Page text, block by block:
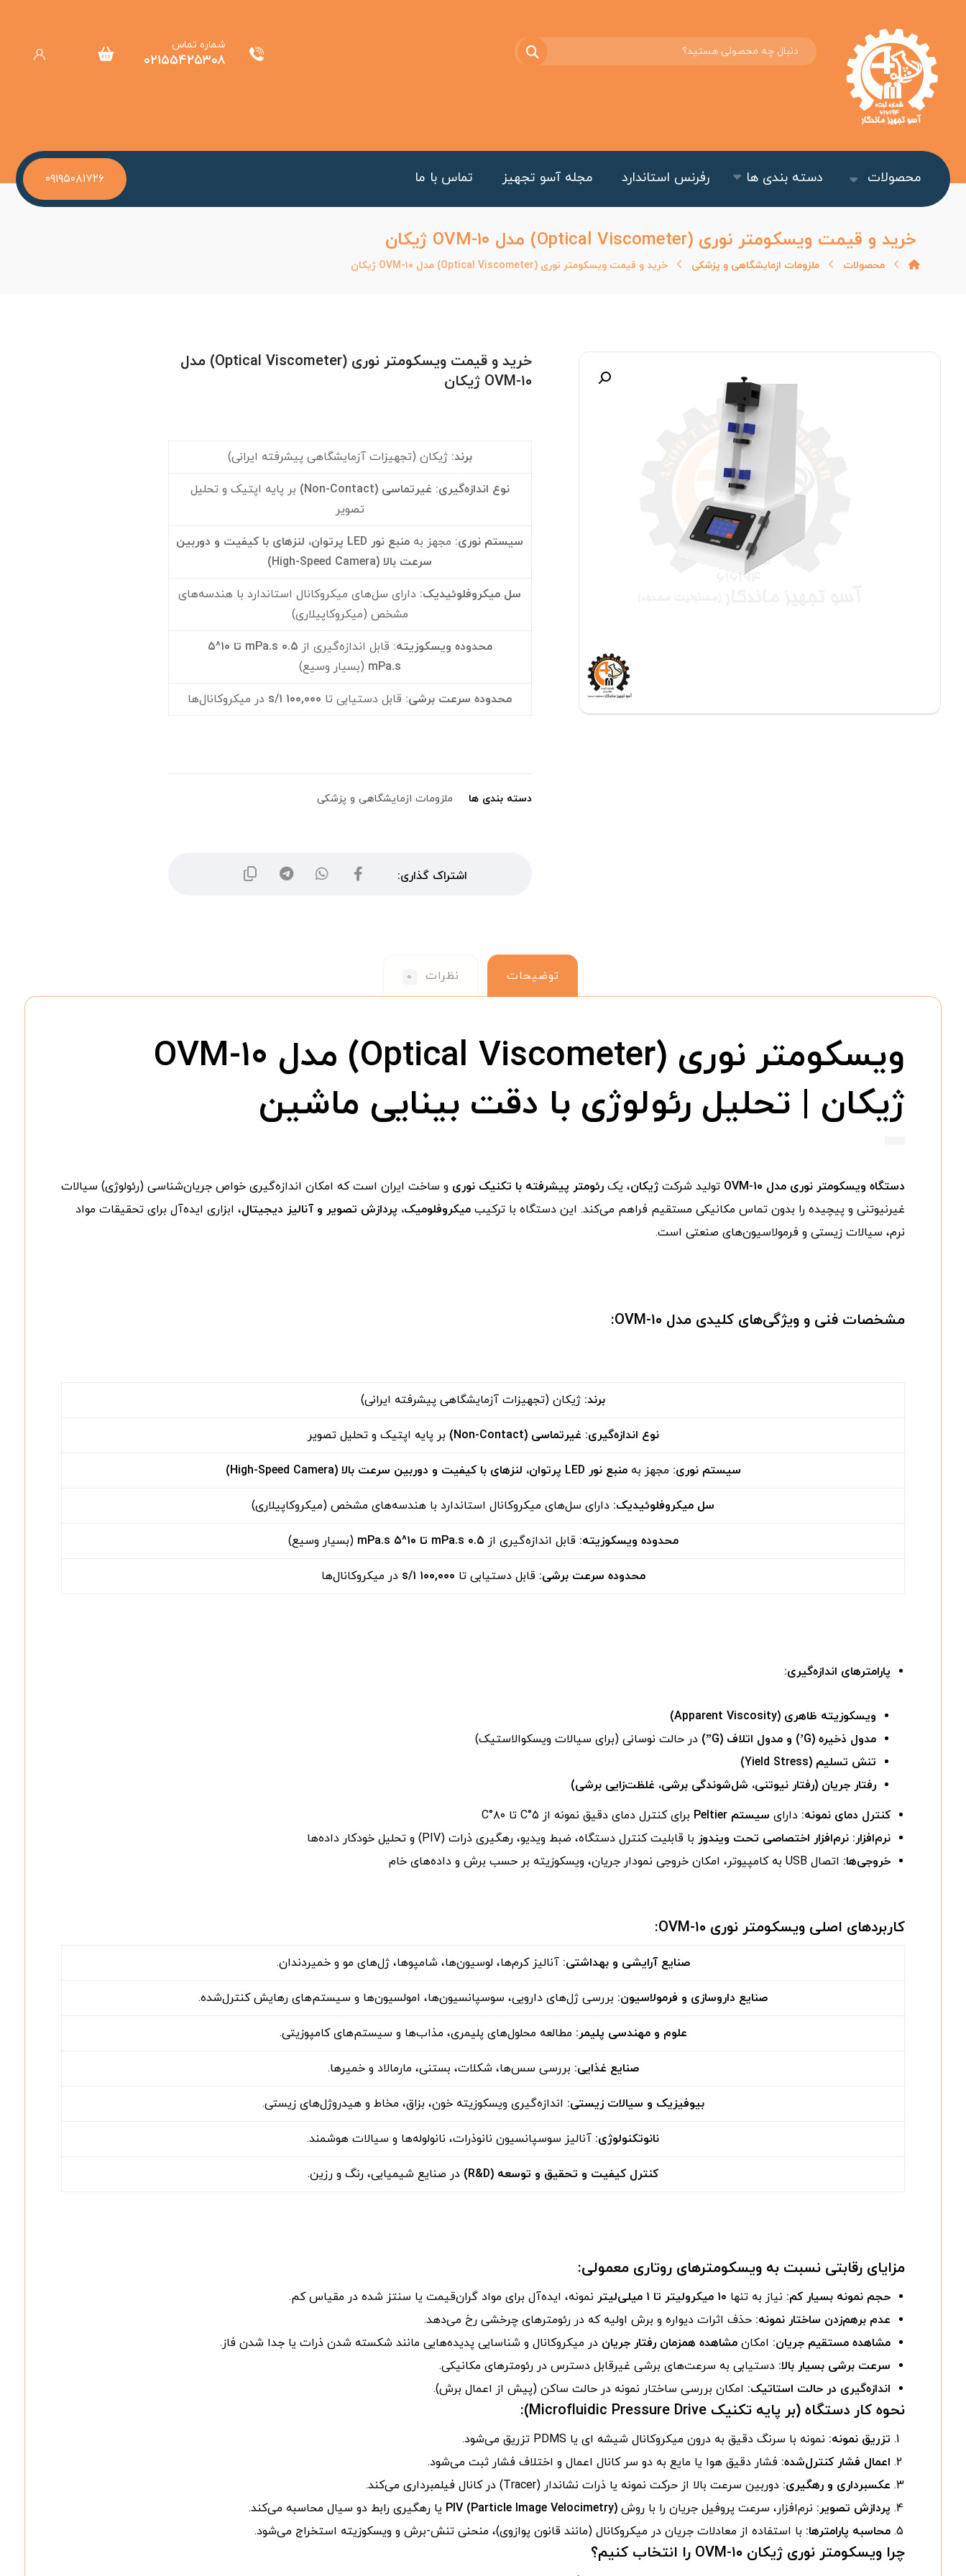
شماره تماس
۰۲۱۵۵۴۲۵۳۰۸
محصولات دسته بندی ها رفرنس استاندارد مجله آسو تجهیز تماس با ما ۰۹۱۹۵۰۸۱۷۲۶
خرید و قیمت ویسکومتر نوری (Optical Viscometer) مدل OVM-۱۰ ژیکان
محصولات ملزومات ازمایشگاهی و پزشکی خرید و قیمت ویسکومتر نوری (Optical Viscometer) مدل OVM-۱۰ ژیکان
خرید و قیمت ویسکومتر نوری (Optical Viscometer) مدل
OVM-۱۰ ژیکان
برند: ژیکان (تجهیزات آزمایشگاهی پیشرفته ایرانی)
نوع اندازه‌گیری: غیرتماسی (Non-Contact)
بر پایه اپتیک و تحلیل
تصویر
سیستم نوری: مجهز به منبع نور
LED پرتوان، لنزهای با کیفیت و دوربین
سرعت بالا(High-Speed Camera)
سل میکروفلوئیدیک: دارای سل‌های میکروکانال استاندارد با هندسه‌های
مشخص (میکروکاپیلاری)
محدوده ویسکوزیته: قابل اندازه‌گیری از ۰.۵ mPa.s
تا ۱۰^۵
mPa.s (بسیار وسیع)
محدوده سرعت برشی: قابل دستیابی تا ۱۰۰,۰۰۰ ۱/s در میکروکانال‌ها
دسته بندی ها ملزومات ازمایشگاهی و پزشکی
توضیحات نظرات ۰
ویسکومتر نوری (Optical Viscometer) مدل OVM-۱۰
ژیکان | تحلیل رئولوژی با دقت بینایی ماشین
دستگاه ویسکومتر نوری مدل OVM-۱۰ تولید شرکت ژیکان، یک رئومتر پیشرفته با تکنیک نوری و ساخت ایران است که امکان اندازه‌گیری خواص جریان‌شناسی (رئولوژی) سیالات
غیرنیوتنی و پیچیده را بدون تماس مکانیکی مستقیم فراهم می‌کند. این دستگاه با ترکیب میکروفلومیک، پردازش تصویر و آنالیز دیجیتال، ابزاری ایده‌آل برای تحقیقات مواد
نرم، سیالات زیستی و فرمولاسیون‌های صنعتی است.
مشخصات فنی و ویژگی‌های کلیدی مدل OVM-۱۰:
برند: ژیکان (تجهیزات آزمایشگاهی پیشرفته ایرانی)
نوع اندازه‌گیری: غیرتماسی (Non-Contact) بر پایه اپتیک و تحلیل تصویر
سیستم نوری: مجهز بهمنبع نور (High-Speed Camera)
سل میکروفلوئیدیک: دارای سل‌های میکروکانال استاندارد با هندسه‌های مشخص (میکروکاپیلاری)
محدوده ویسکوزیته: قابل اندازه‌گیری از ۰.۵ mPa.s تا ۱۰^۵ (بسیار وسیع)
محدوده سرعت برشی: قابل دستیابی تا ۱۰۰,۰۰۰ ۱/s در میکروکانال‌ها
پارامترهای اندازه‌گیری:
ویسکوزیته ظاهری (Apparent Viscosity)
مدول ذخیره (G’) و مدول اتلاف (G”)
در حالت نوسانی (برای سیالات ویسکوالاستیک)
تنش تسلیم (Yield Stress)
رفتار جریان (رفتار نیوتنی، شل‌شوندگی برشی، غلظت‌زایی برشی)
کنترل دمای نمونه: دارای سیستم Peltier
برای کنترل دمای دقیق نمونه از ۵°C تا ۸۰°C
نرم‌افزار: نرم‌افزار اختصاصی تحت ویندوز با قابلیت کنترل دستگاه، ضبط ویدیو، رهگیری ذرات (PIV) و تحلیل خودکار داده‌ها
خروجی‌ها: اتصال USB به کامپیوتر، امکان خروجی نمودار جریان، ویسکوزیته بر حسب برش و داده‌های خام
کاربردهای اصلی ویسکومتر نوری OVM-۱۰:
صنایع آرایشی و بهداشتی: آنالیز کرم‌ها، لوسیون‌ها، شامپوها، ژل‌های مو و خمیردندان.
صنایع داروسازی و فرمولاسیون: بررسی ژل‌های دارویی، سوسپانسیون‌ها، امولسیون‌ها و سیستم‌های رهایش کنترل‌شده.
علوم و مهندسی پلیمر: مطالعه محلول‌های پلیمری، مذاب‌ها و سیستم‌های کامپوزیتی.
صنایع غذایی: بررسی سس‌ها، شکلات، بستنی، مارمالاد و خمیرها.
بیوفیزیک و سیالات زیستی: اندازه‌گیری ویسکوزیته خون، بزاق، مخاط و هیدروژل‌های زیستی.
نانوتکنولوژی: آنالیز سوسپانسیون نانوذرات، نانولوله‌ها و سیالات هوشمند.
کنترل کیفیت و تحقیق و توسعه (R&D) در صنایع شیمیایی، رنگ و رزین.
مزایای رقابتی نسبت به ویسکومترهای روتاری معمولی:
حجم نمونه بسیار کم: نیاز به تنها ۱۰ میکرولیتر تا ۱ میلی‌لیتر
نمونه، ایده‌آل برای مواد گران‌قیمت یا سنتز شده در مقیاس کم.
عدم برهم‌زدن ساختار نمونه: حذف اثرات دیواره و برش اولیه که در رئومترهای چرخشی رخ می‌دهد.
مشاهده مستقیم جریان: امکان مشاهده همزمان رفتار جریان در میکروکانال و شناسایی پدیده‌هایی مانند شکسته شدن ذرات یا جدا شدن فاز.
سرعت برشی بسیار بالا: دستیابی به سرعت‌های برشی غیرقابل دسترس در رئومترهای مکانیکی.
اندازه‌گیری در حالت استاتیک: امکان بررسی ساختار نمونه در حالت ساکن (پیش از اعمال برش).
نحوه کار دستگاه (بر پایه تکنیک Microfluidic Pressure Drive):
تزریق نمونه: نمونه با سرنگ دقیق به درون میکروکانال شیشه ای یا PDMS تزریق می‌شود.
اعمال فشار کنترل‌شده: فشار دقیق هوا یا مایع به دو سر کانال اعمال و اختلاف فشار ثبت می‌شود.
عکسبرداری و رهگیری: دوربین سرعت بالا از حرکت نمونه یا ذرات نشاندار (Tracer) در کانال فیلمبرداری می‌کند.
پردازش تصویر: نرم‌افزار، سرعت پروفیل جریان را با روش PIV (Particle Image Velocimetry) یا رهگیری رابط دو سیال محاسبه می‌کند.
محاسبه پارامترها: با استفاده از معادلات جریان در میکروکانال (مانند قانون پوازوی)، منحنی تنش-برش و ویسکوزیته استخراج می‌شود.
چرا ویسکومتر نوری ژیکان OVM-۱۰ را انتخاب کنیم؟